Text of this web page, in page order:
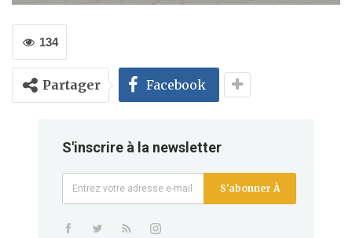
134
Partager Facebook
S'inscrire à la newsletter
S'abonner À